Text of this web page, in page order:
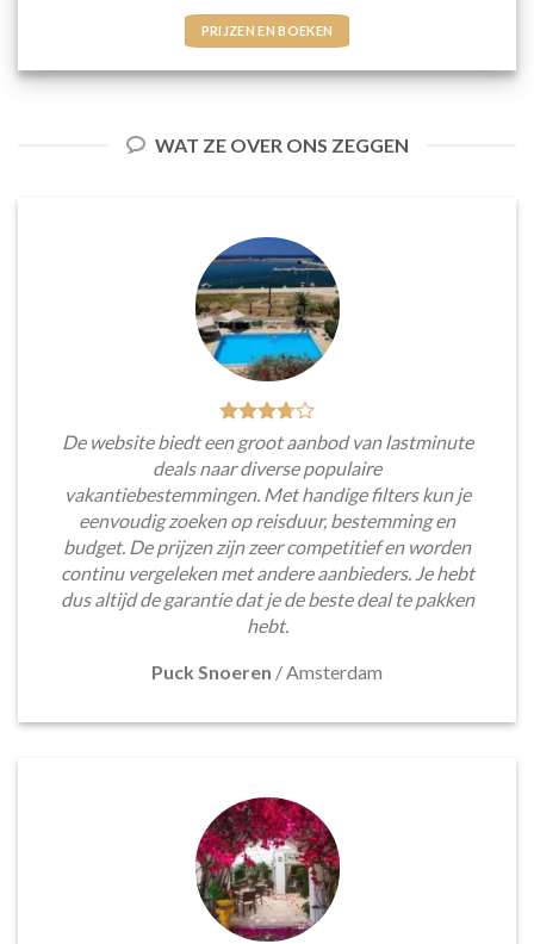
PRIJZEN EN BOEKEN
WAT ZE OVER ONS ZEGGEN
De website biedt een groot aanbod van lastminute
deals naar diverse populaire
vakantiebestemmingen. Met handige filters kun je
eenvoudig zoeken op reisduur, bestemming en
budget. De prijzen zijn zeer competitief en worden
continu vergeleken met andere aanbieders. Je hebt
dus altijd de garantie dat je de beste deal te pakken
hebt.
Puck Snoeren /Amsterdam